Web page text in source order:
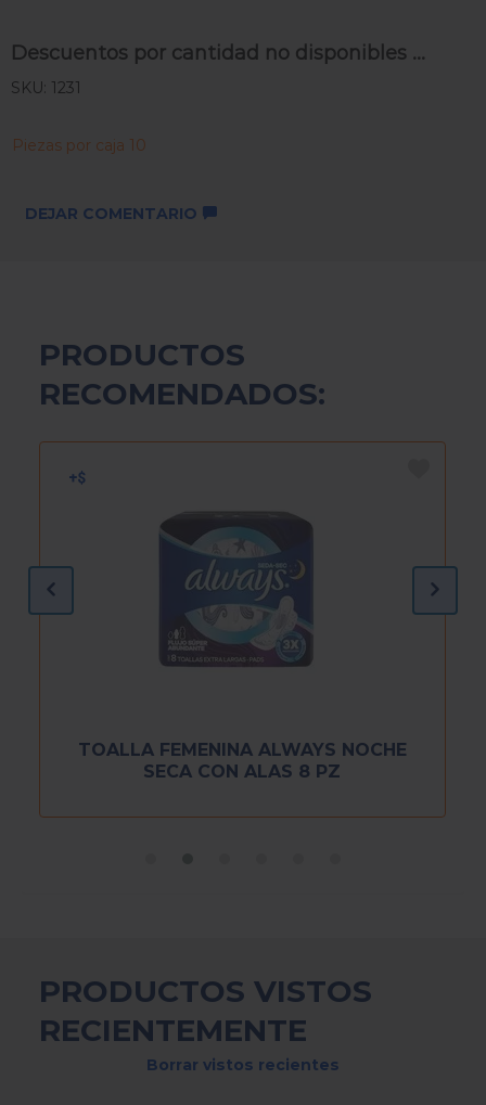
Descuentos por cantidad no disponibles ...
SKU: 1231
Piezas por caja 10
DEJAR COMENTARIO
PRODUCTOS
RECOMENDADOS:
TOALLA FEMENINA ALWAYS NOCHE
SECA CON ALAS 8 PZ
PRODUCTOS VISTOS
RECIENTEMENTE
Borrar vistos recientes